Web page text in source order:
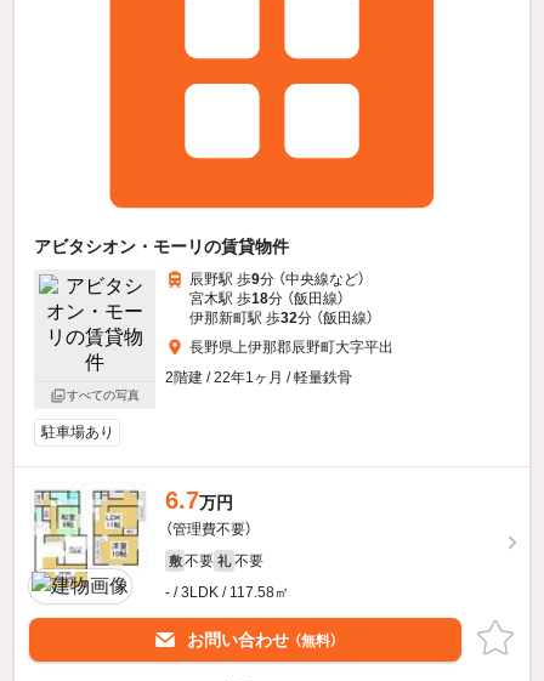
アビタシオン・モーリの賃貸物件
すべての写真
辰野駅 歩9分 （中央線など）
宮木駅 歩18分 （飯田線）
伊那新町駅 歩32分 （飯田線）
長野県上伊那郡辰野町大字平出
2階建 / 22年1ヶ月 / 軽量鉄骨
駐車場あり
6.7万円
（管理費不要）
敷 不要 礼 不要
- / 3LDK / 117.58㎡
お問い合わせ （無料）